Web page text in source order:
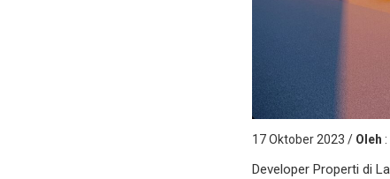
17 Oktober 2023 / Oleh
Developer Properti di